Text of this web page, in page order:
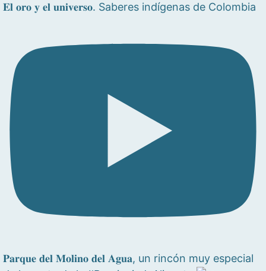
𝐄𝐥 𝐨𝐫𝐨 𝐲 𝐞𝐥 𝐮𝐧𝐢𝐯𝐞𝐫𝐬𝐨. Saberes indígenas de Colombia
𝐏𝐚𝐫𝐪𝐮𝐞 𝐝𝐞𝐥 𝐌𝐨𝐥𝐢𝐧𝐨 𝐝𝐞𝐥 𝐀𝐠𝐮𝐚, un rincón muy especial